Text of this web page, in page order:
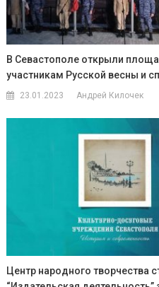
В Севастополе открыли
участникам Русской весны и
23.01.2023 Андрей Килочек
Центр народного творчества